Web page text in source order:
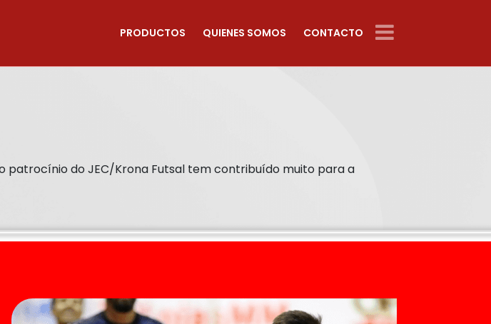
PRODUCTOS QUIENES SOMOS CONTACTO
patrocínio do JEC/Krona Futsal tem contribuído muito para a